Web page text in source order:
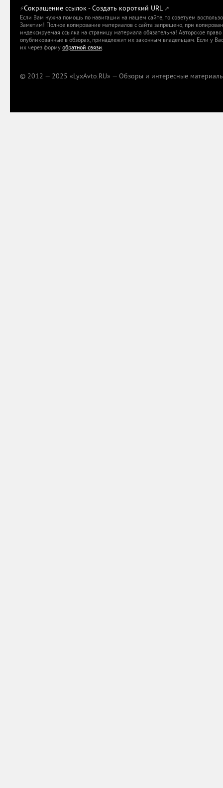
⚡Сокращение ссылок - Создать короткий URL ↗
Если Вам нужна помощь по навигации на нашем сайте, то советуем
Заметим! Полное копирование материалов с сайта запрещено, при
индексируемая ссылка на страницу материала обязательна! Авторское
опубликованные в обзорах, принадлежит их законным владельцам. Если у
их через форму обратной связи.
© 2012 — 2025 «LyxAvto.RU» — Обзоры и интересные